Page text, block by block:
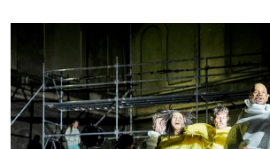
genossenschaft
epaper login